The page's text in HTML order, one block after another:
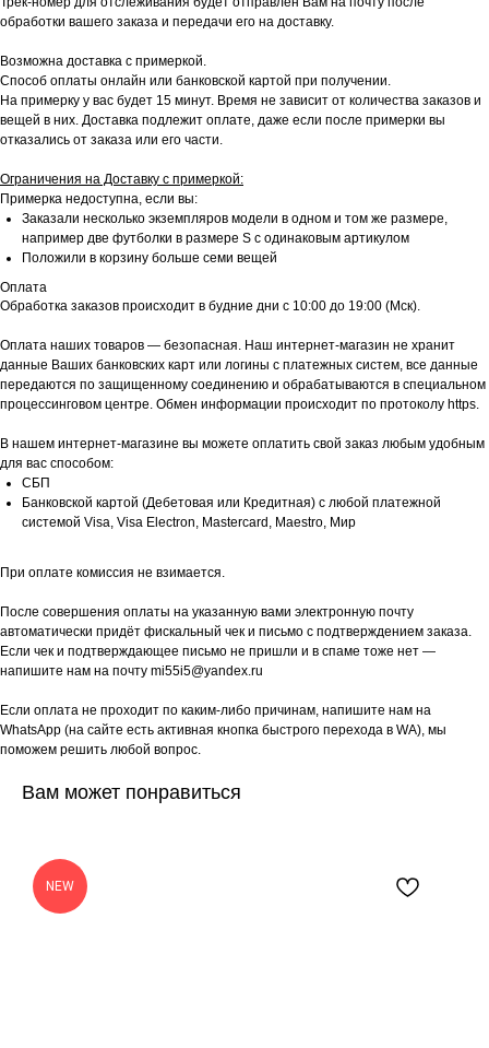
обработки вашего заказа и передачи его на доставку.
Возможна доставка с примеркой.
Способ оплаты онлайн или банковской картой при получении.
На примерку у вас будет 15 минут. Время не зависит от количества заказов и
вещей в них. Доставка подлежит оплате, даже если после примерки вы
отказались от заказа или его части.
Ограничения на Доставку с примеркой:
Примерка недоступна, если вы:
Заказали несколько экземпляров модели в одном и том же размере,
например две футболки в размере S с одинаковым артикулом
Положили в корзину больше семи вещей
Оплата
Обработка заказов происходит в будние дни с 10:00 до 19:00 (Мск).
Оплата наших товаров — безопасная. Наш интернет-магазин не хранит
данные Ваших банковских карт или логины с платежных систем, все данные
передаются по защищенному соединению и обрабатываются в специальном
процессинговом центре. Обмен информации происходит по протоколу https.
В нашем интернет-магазине вы можете оплатить свой заказ любым удобным
для вас способом:
СБП
Банковской картой (Дебетовая или Кредитная) с любой платежной
системой Visa, Visa Electron, Mastercard, Maestro, Мир
При оплате комиссия не взимается.
После совершения оплаты на указанную вами электронную почту
автоматически придёт фискальный чек и письмо с подтверждением заказа.
Если чек и подтверждающее письмо не пришли и в спаме тоже нет —
напишите нам на почту mi55i5@yandex.ru
Если оплата не проходит по каким-либо причинам, напишите нам на
WhatsApp (на сайте есть активная кнопка быстрого перехода в WA), мы
поможем решить любой вопрос.
Вам может понравиться
NEW